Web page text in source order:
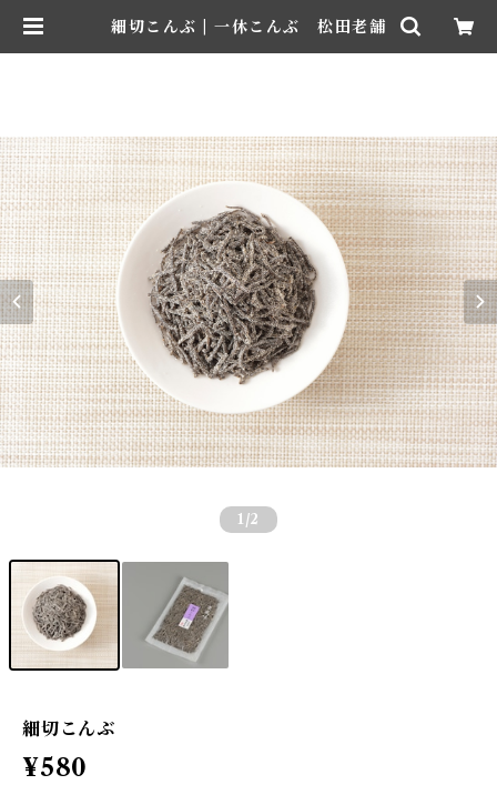
細切こんぶ | 一休こんぶ 松田老舗
1 /2
細切こんぶ
¥580